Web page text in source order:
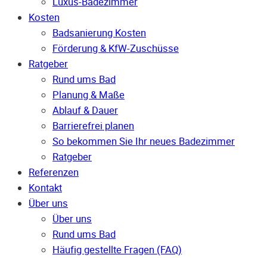
Kosten
Badsanierung Kosten
Förderung & KfW-Zuschüsse
Ratgeber
Rund ums Bad
Planung & Maße
Ablauf & Dauer
Barrierefrei planen
So bekommen Sie Ihr neues Badezimmer
Ratgeber
Referenzen
Kontakt
Über uns
Über uns
Rund ums Bad
Häufig gestellte Fragen (FAQ)